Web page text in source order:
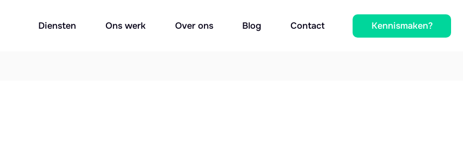
Diensten Ons werk Over ons Blog Contact Kennismaken?